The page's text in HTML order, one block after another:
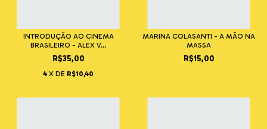
INTRODUÇÃO AO CINEMA
BRASILEIRO - ALEX V...
R$35,00
4 X DE R$10,40
MARINA COLASANTI - A MÃO NA
MASSA
R$15,00